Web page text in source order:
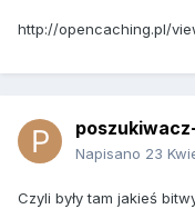
http://opencaching.pl/
Napisano 23
Czyli były tam jakieś